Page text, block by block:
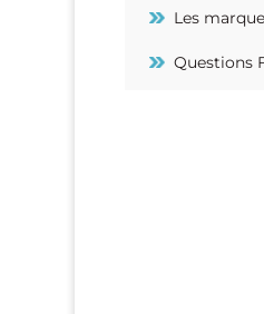
Les
Questions